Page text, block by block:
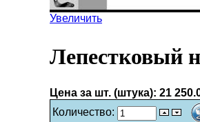
Увеличить
Лепестковый
Цена за шт. (штука): 21
Количество: